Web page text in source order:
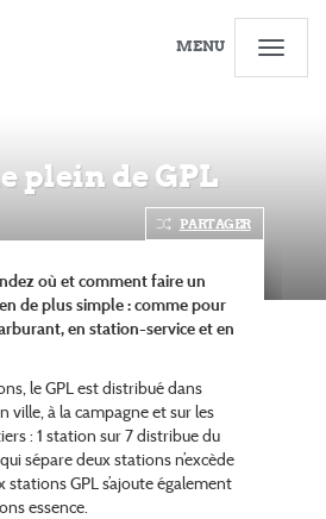
MENU
plein de GPL
PARTAGER
où et comment faire un
de plus simple : comme pour
en station-service et en
le GPL est distribué dans
ville, à la campagne et sur les
: 1 station sur 7 distribue du
sépare deux stations n’excède
stations GPL s’ajoute également
essence.